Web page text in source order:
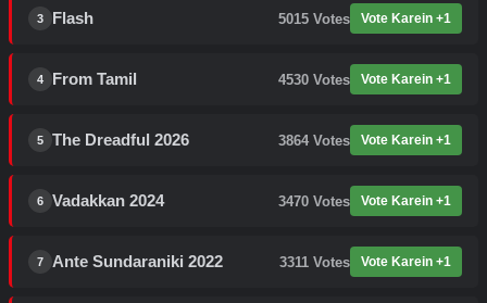
3 Flash 5015 Votes Vote Karein +1
4 From Tamil 4530 Votes Vote Karein +1
5 The Dreadful 2026 3864 Votes Vote Karein +1
6 Vadakkan 2024 3470 Votes Vote Karein +1
7 Ante Sundaraniki 2022 3311 Votes Vote Karein +1